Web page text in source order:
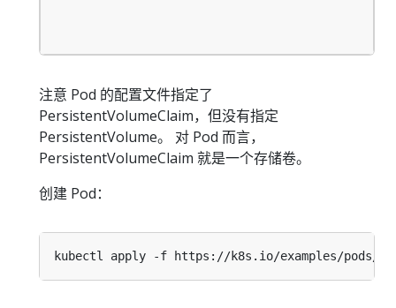
注意 Pod 的配置文件指定了
PersistentVolumeClaim，但没有指定
PersistentVolume。 对 Pod 而言，
PersistentVolumeClaim 就是一个存储卷。
创建 Pod：